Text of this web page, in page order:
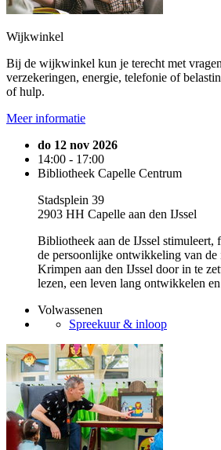
Wijkwinkel
Bij de wijkwinkel kun je terecht met
verzekeringen, energie, telefonie of
of hulp.
Meer informatie
do 12 nov 2026
14:00 - 17:00
Bibliotheek Capelle Centrum
Stadsplein 39
2903 HH Capelle aan den IJssel
Bibliotheek aan de IJssel stimuleert,
de persoonlijke ontwikkeling van de
Krimpen aan den IJssel door in te
lezen, een leven lang ontwikkelen
Volwassenen
Spreekuur & inloop